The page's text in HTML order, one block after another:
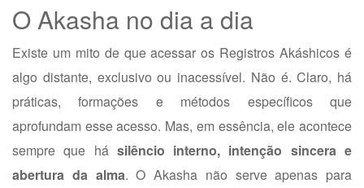
O Akasha no dia a dia
Existe um mito de que acessar os Registros Akáshicos é
algo distante, exclusivo ou inacessível. Não é. Claro, há
práticas, formações e métodos específicos que
aprofundam esse acesso. Mas, em essência, ele acontece
sempre que há silêncio interno, intenção sincera e
abertura da alma. O Akasha não serve apenas para